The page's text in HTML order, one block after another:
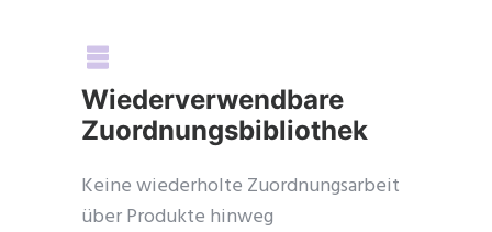
Wiederverwendbare
Zuordnungsbibliothek
Keine wiederholte Zuordnungsarbeit
über Produkte hinweg
Get Catena-X, Cofinity-X & PCF
Exchange — FREE for up to 3 years
Plus company certificate management included. Limited funded